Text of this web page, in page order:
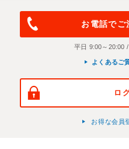
お電話でご
平日 9:00～20:00
よくあるご
ロ
お得な会員